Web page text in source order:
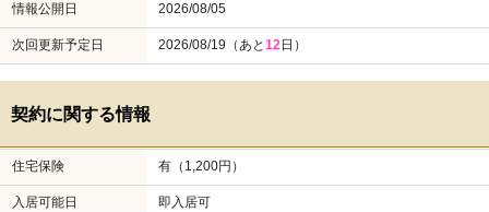
情報公開日 2026/08/05
次回更新予定日 2026/08/19（あと 12日）
契約に関する情報
住宅保険 有（1,200円）
入居可能日 即入居可